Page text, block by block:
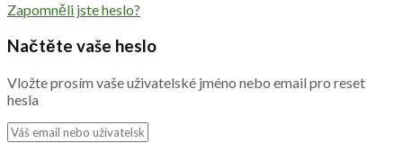
Zapomněli jste heslo?
Načtěte vaše heslo
Vložte prosím vaše uživatelské jméno nebo email pro reset
hesla